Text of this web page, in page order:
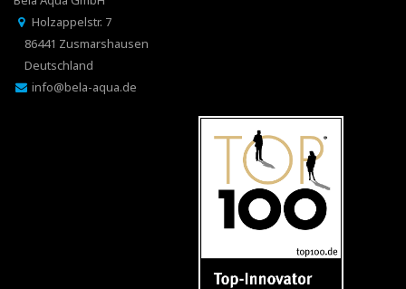
Holzappelstr. 7
86441 Zusmarshausen
Deutschland
info@bela-aqua.de